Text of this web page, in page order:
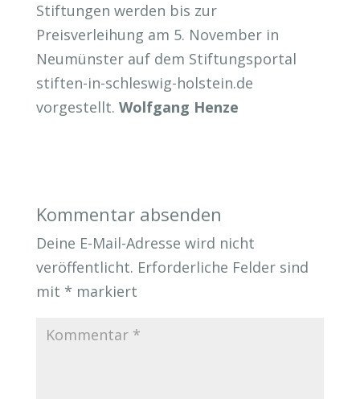
Stiftungen werden bis zur
Preisverleihung am 5. November in
Neumünster auf dem Stiftungsportal
stiften-in-schleswig-holstein.de
vorgestellt. Wolfgang Henze
Kommentar absenden
Deine E-Mail-Adresse wird nicht
veröffentlicht. Erforderliche Felder sind
mit * markiert